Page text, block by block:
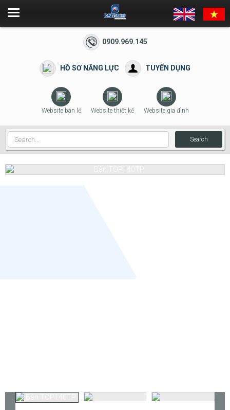
0909.969.145
HỒ SƠ NĂNG LỰC TUYỂN DỤNG
Website bán lẻ Website thiết kế Website gia đình
Search